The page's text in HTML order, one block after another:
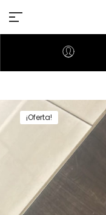
¡Oferta!